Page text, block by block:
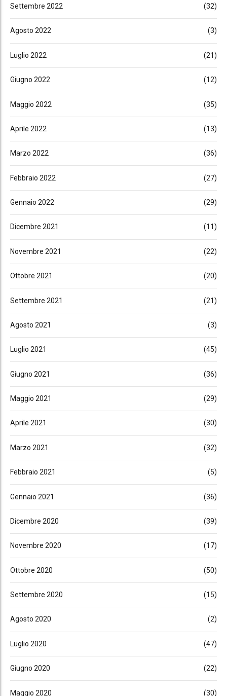
Settembre 2022 (32)
Agosto 2022 (3)
Luglio 2022 (21)
Giugno 2022 (12)
Maggio 2022 (35)
Aprile 2022 (13)
Marzo 2022 (36)
Febbraio 2022 (27)
Gennaio 2022 (29)
Dicembre 2021 (11)
Novembre 2021 (22)
Ottobre 2021 (20)
Settembre 2021 (21)
Agosto 2021 (3)
Luglio 2021 (45)
Giugno 2021 (36)
Maggio 2021 (29)
Aprile 2021 (30)
Marzo 2021 (32)
Febbraio 2021 (5)
Gennaio 2021 (36)
Dicembre 2020 (39)
Novembre 2020 (17)
Ottobre 2020 (50)
Settembre 2020 (15)
Agosto 2020 (2)
Luglio 2020 (47)
Giugno 2020 (22)
Maggio 2020 (30)